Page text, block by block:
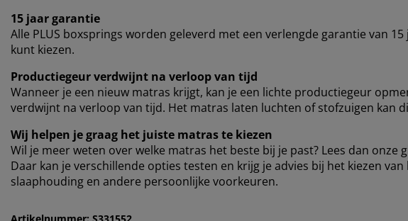
15 jaar garantie
Alle PLUS boxsprings worden geleverd met een verlengde garantie van
kunt kiezen.
Productiegeur verdwijnt na verloop van tijd
Wanneer je een nieuw matras krijgt, kan je een lichte productiegeur
verdwijnt na verloop van tijd. Het matras laten luchten of stofzuigen kan
Wij helpen je graag het juiste matras te kiezen
Wil je meer weten over welke matras het beste bij je past? Lees dan onze
Daar kan je verschillende opties testen en krijg je advies bij het kiezen
slaaphouding en andere persoonlijke voorkeuren.